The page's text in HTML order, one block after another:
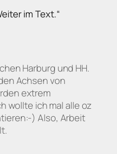
im Text.“
Harburg und HH.
Achsen von
extrem
wollte ich mal alle oz
) Also, Arbeit